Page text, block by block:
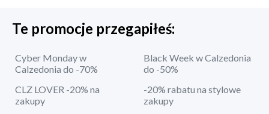
Te promocje przegapiłeś:
Cyber Monday w
Calzedonia do -70%
Black Week w Calzedonia
do -50%
CLZ LOVER -20% na
zakupy
-20% rabatu na stylowe
zakupy